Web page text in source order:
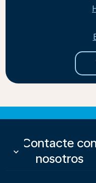
Contacte con
nosotros
keyboard_arrow_down